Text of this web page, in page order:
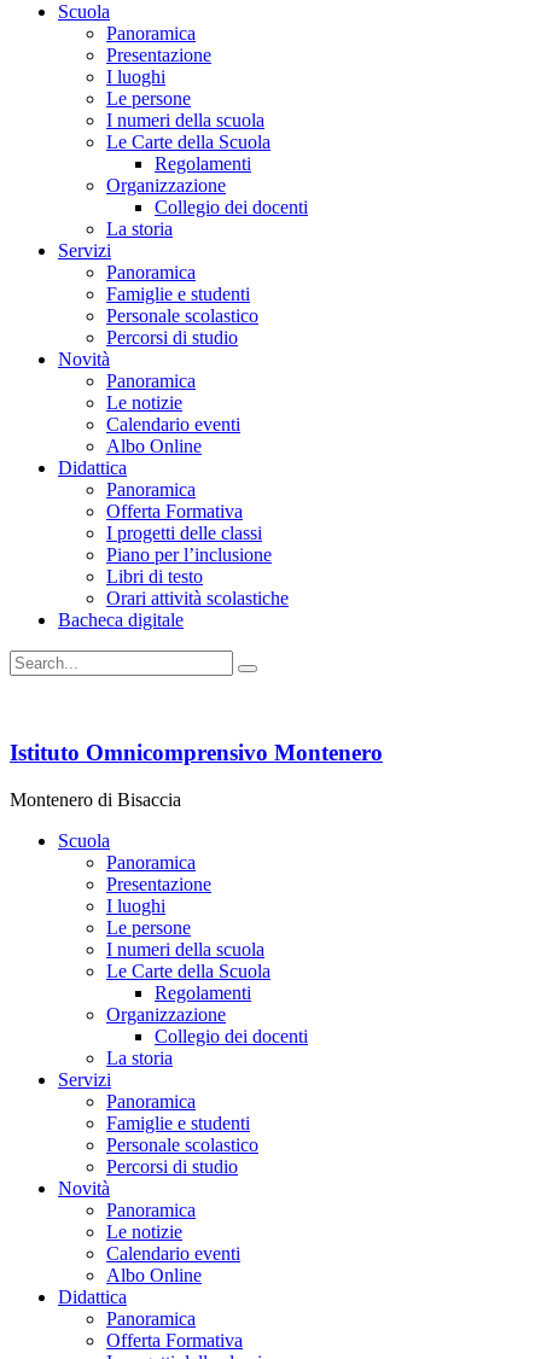
Scuola
Panoramica
Presentazione
I luoghi
Le persone
I numeri della scuola
Le Carte della Scuola
Regolamenti
Organizzazione
Collegio dei docenti
La storia
Servizi
Panoramica
Famiglie e studenti
Personale scolastico
Percorsi di studio
Novità
Panoramica
Le notizie
Calendario eventi
Albo Online
Didattica
Panoramica
Offerta Formativa
I progetti delle classi
Piano per l’inclusione
Libri di testo
Orari attività scolastiche
Bacheca digitale
Istituto Omnicomprensivo Montenero
Montenero di Bisaccia
Scuola
Panoramica
Presentazione
I luoghi
Le persone
I numeri della scuola
Le Carte della Scuola
Regolamenti
Organizzazione
Collegio dei docenti
La storia
Servizi
Panoramica
Famiglie e studenti
Personale scolastico
Percorsi di studio
Novità
Panoramica
Le notizie
Calendario eventi
Albo Online
Didattica
Panoramica
Offerta Formativa